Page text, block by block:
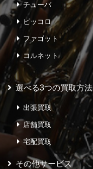
チューバ
ピッコロ
ファゴット
コルネット
選べる3つの買取方法
出張買取
店舗買取
宅配買取
その他サービス